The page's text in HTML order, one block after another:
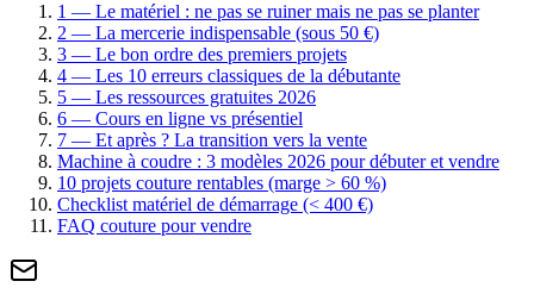
1 — Le matériel : ne pas se ruiner mais ne pas se planter
2 — La mercerie indispensable (sous 50 €)
3 — Le bon ordre des premiers projets
4 — Les 10 erreurs classiques de la débutante
5 — Les ressources gratuites 2026
6 — Cours en ligne vs présentiel
7 — Et après ? La transition vers la vente
Machine à coudre : 3 modèles 2026 pour débuter et vendre
10 projets couture rentables (marge > 60 %)
Checklist matériel de démarrage (< 400 €)
FAQ couture pour vendre